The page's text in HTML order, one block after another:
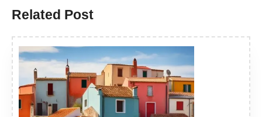
Related Post